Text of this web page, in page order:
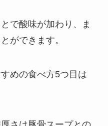
で酸味が加わり、ま
ができます。
めの食べ方5つ目は